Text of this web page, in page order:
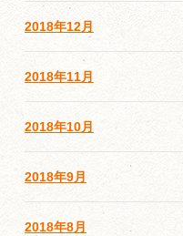
2018年12月
2018年11月
2018年10月
2018年9月
2018年8月